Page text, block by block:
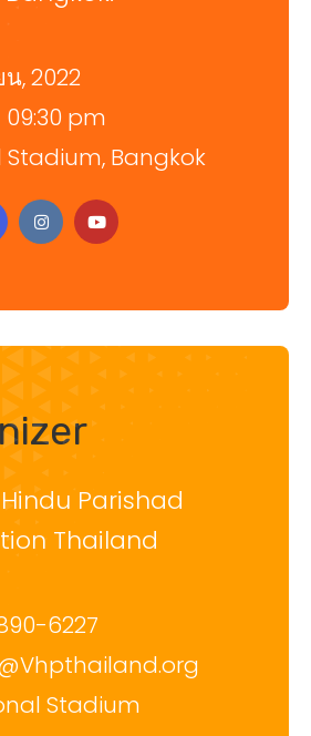
, 2022
09:30 pm
Bangkok
Parishad
Thailand
6227
Stadium